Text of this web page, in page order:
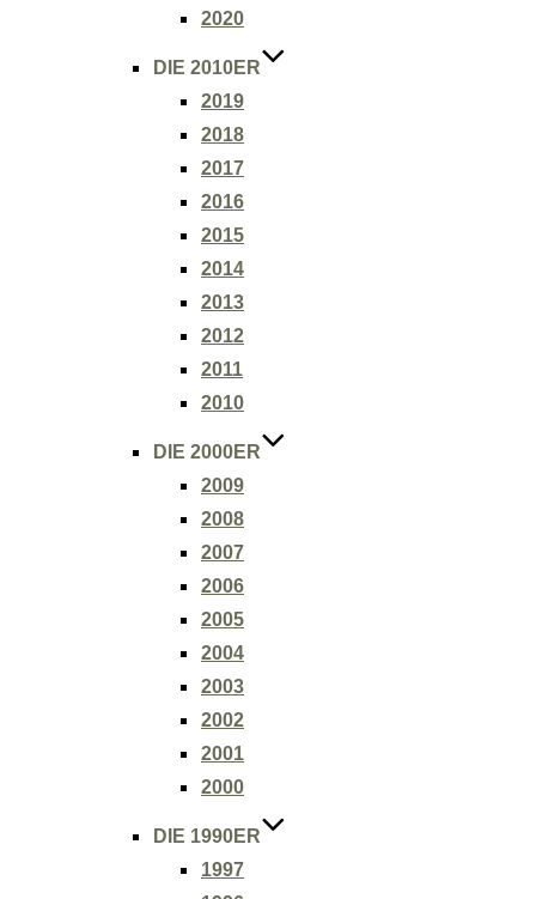
2020
DIE 2010ER
2019
2018
2017
2016
2015
2014
2013
2012
2011
2010
DIE 2000ER
2009
2008
2007
2006
2005
2004
2003
2002
2001
2000
DIE 1990ER
1997